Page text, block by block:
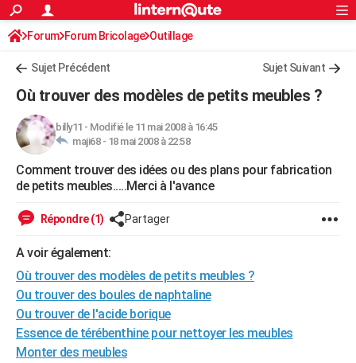
ACTUALITÉS
Politique
Société
Faits Divers
Education
Monde
Villes
+
FINANCE
Retraite
Impôts
Epargne
Immobilier
Risques naturels par ville
Banque
Assurance
Crédit
AUTO
Essais
Réserver un essai
Citadines
Berlines
SUV
Forum auto
+HIGH-TECH
Mobiles
Meilleur smartphone
Internet
Ordinateurs
Jeux vidéo
Guide high-tech
BRICOLAGE
WEEK-END
Guides de France
Escapades
Patrimoine
Expositions
Musées
Week-end nature
+LIFESTYLE
Art de vivre
Bien-être
Loisirs
ModeModes de vie
SANTE
Alimentation
Guide de la santé
Maladies
Médicaments
Sommeil
S'inscrire
Connexion
Forum Forum Bricolage Outillage
Sujet Précédent Sujet Suivant
Où trouver des modèles de petits meubles ?
billy11 - Modifié le 11 mai 2008 à 16:45
maji68 - 18 mai 2008 à 22:58
Comment trouver des idées ou des plans pour fabrication
de petits meubles.....Merci à l'avance
Répondre (1) Partager
A voir également:
Où trouver des modèles de petits meubles ?
Ou trouver des boules de naphtaline
Ou trouver de l'acide borique
Essence de térébenthine pour nettoyer les meubles
Monter des meubles